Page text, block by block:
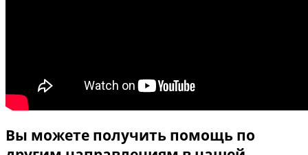
Вы можете получить помощь по